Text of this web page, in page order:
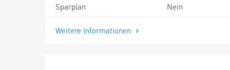
Sparplan
Nein
Weitere Informationen